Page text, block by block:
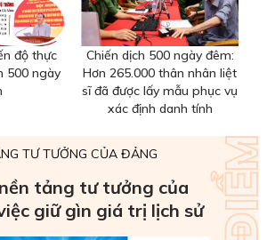
độ thực
500 ngày
Chiến dịch 500 ngày đêm:
Hơn 265.000 thân nhân liệt
sĩ đã được lấy mẫu phục vụ
xác định danh tính
TƯ TƯỞNG CỦA ĐẢNG
tảng tư tưởng của
giữ gìn giá trị lịch sử